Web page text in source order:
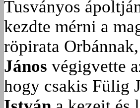
Tusványos
kezdte mérni a
röpirata
János végigvette
hogy csakis Fülig